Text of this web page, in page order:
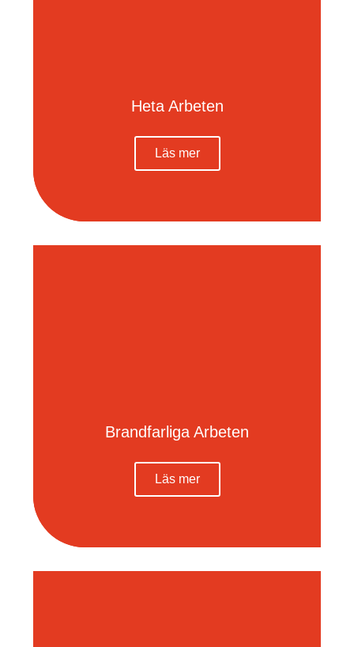
Heta Arbeten
Läs mer
Brandfarliga Arbeten
Läs mer